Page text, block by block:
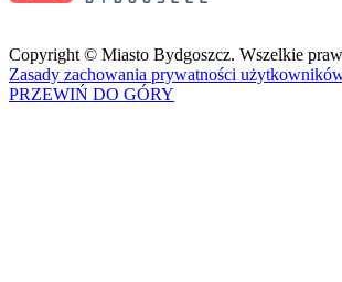
Copyright © Miasto Bydgoszcz. Wszelkie
Zasady zachowania prywatności
PRZEWIŃ DO GÓRY